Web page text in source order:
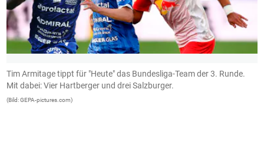
Tim Armitage tippt für "Heute" das Bundesliga-Team der 3. Runde.
Mit dabei: Vier Hartberger und drei Salzburger.
(Bild: GEPA-pictures.com)